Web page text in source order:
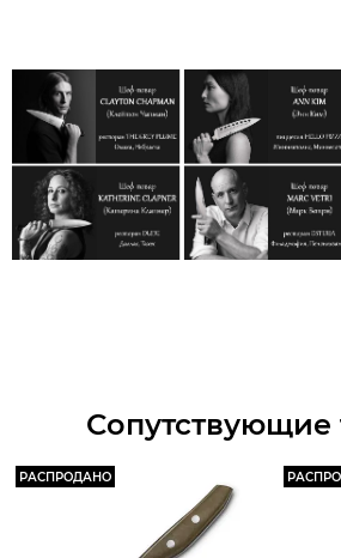
Сопутствующие
РАСПРОДАНО